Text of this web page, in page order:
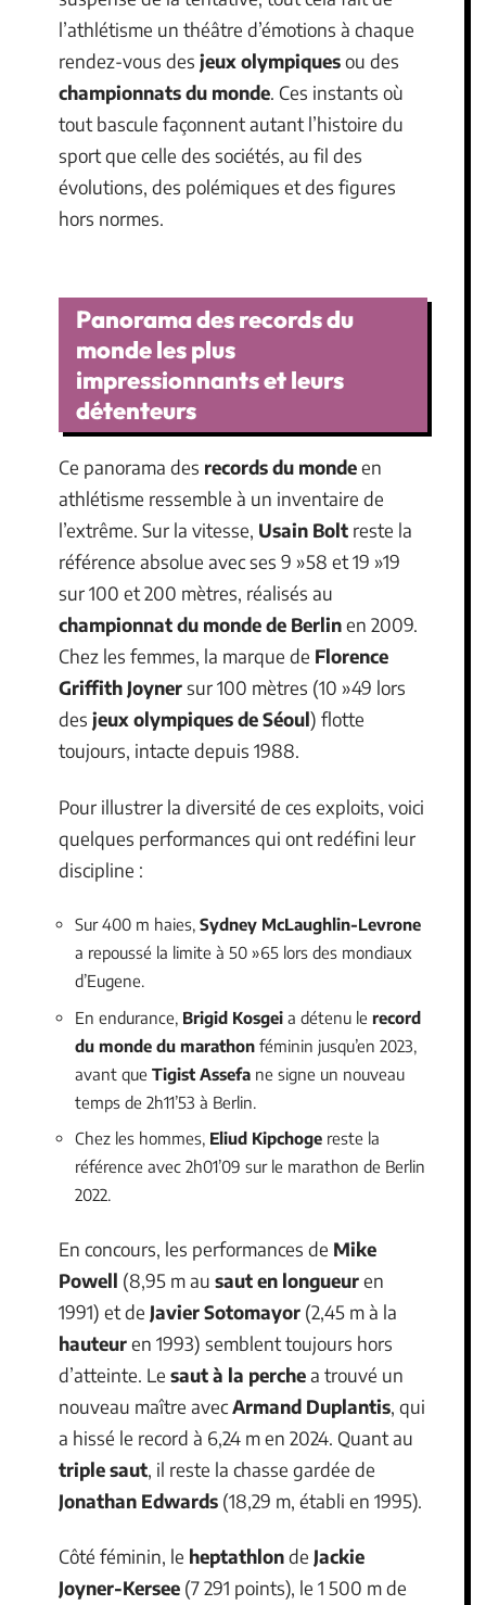
l’athlétisme un théâtre d’émotions à chaque
rendez-vous des jeux olympiquesou des
championnats du monde. Ces instants où
tout bascule façonnent autant l’histoire du
sport que celle des sociétés, au fil des
évolutions, des polémiques et des figures
hors normes.
Panorama des records du
monde les plus
impressionnants et leurs
détenteurs
Ce panorama des records du mondeen
athlétisme ressemble à un inventaire de
l’extrême. Sur la vitesse, Usain Bolt reste la
référence absolue avec ses 9 »58 et 19 »19
sur 100 et 200 mètres, réalisés au
championnat du monde de Berlinen 2009.
Chez les femmes, la marque de Florence
Griffith Joynersur 100 mètres (10 »49 lors
des jeux olympiques de Séoul) flotte
toujours, intacte depuis 1988.
Pour illustrer la diversité de ces exploits, voici
quelques performances qui ont redéfini leur
discipline :
Sur 400 m haies, Sydney McLaughlin-Levrone
a repoussé la limite à 50 »65 lors des mondiaux
d’Eugene.
En endurance, Brigid Kosgei a détenu le record
du monde du marathon féminin jusqu’en 2023,
avant que Tigist Assefa ne signe un nouveau
temps de 2h11’53 à Berlin.
Chez les hommes, Eliud Kipchoge reste la
référence avec 2h01’09 sur le marathon de Berlin
2022.
En concours, les performances de Mike
Powell (8,95 m au saut en longueuren
1991) et de Javier Sotomayor (2,45 m à la
hauteuren 1993) semblent toujours hors
d’atteinte. Le saut à la perchea trouvé un
nouveau maître avecArmand Duplantis, qui
a hissé le record à 6,24 m en 2024. Quant au
triple saut, il reste la chasse gardée de
Jonathan Edwards (18,29 m, établi en 1995).
Côté féminin, le heptathlonde Jackie
Joyner-Kersee (7 291 points), le 1 500 m de